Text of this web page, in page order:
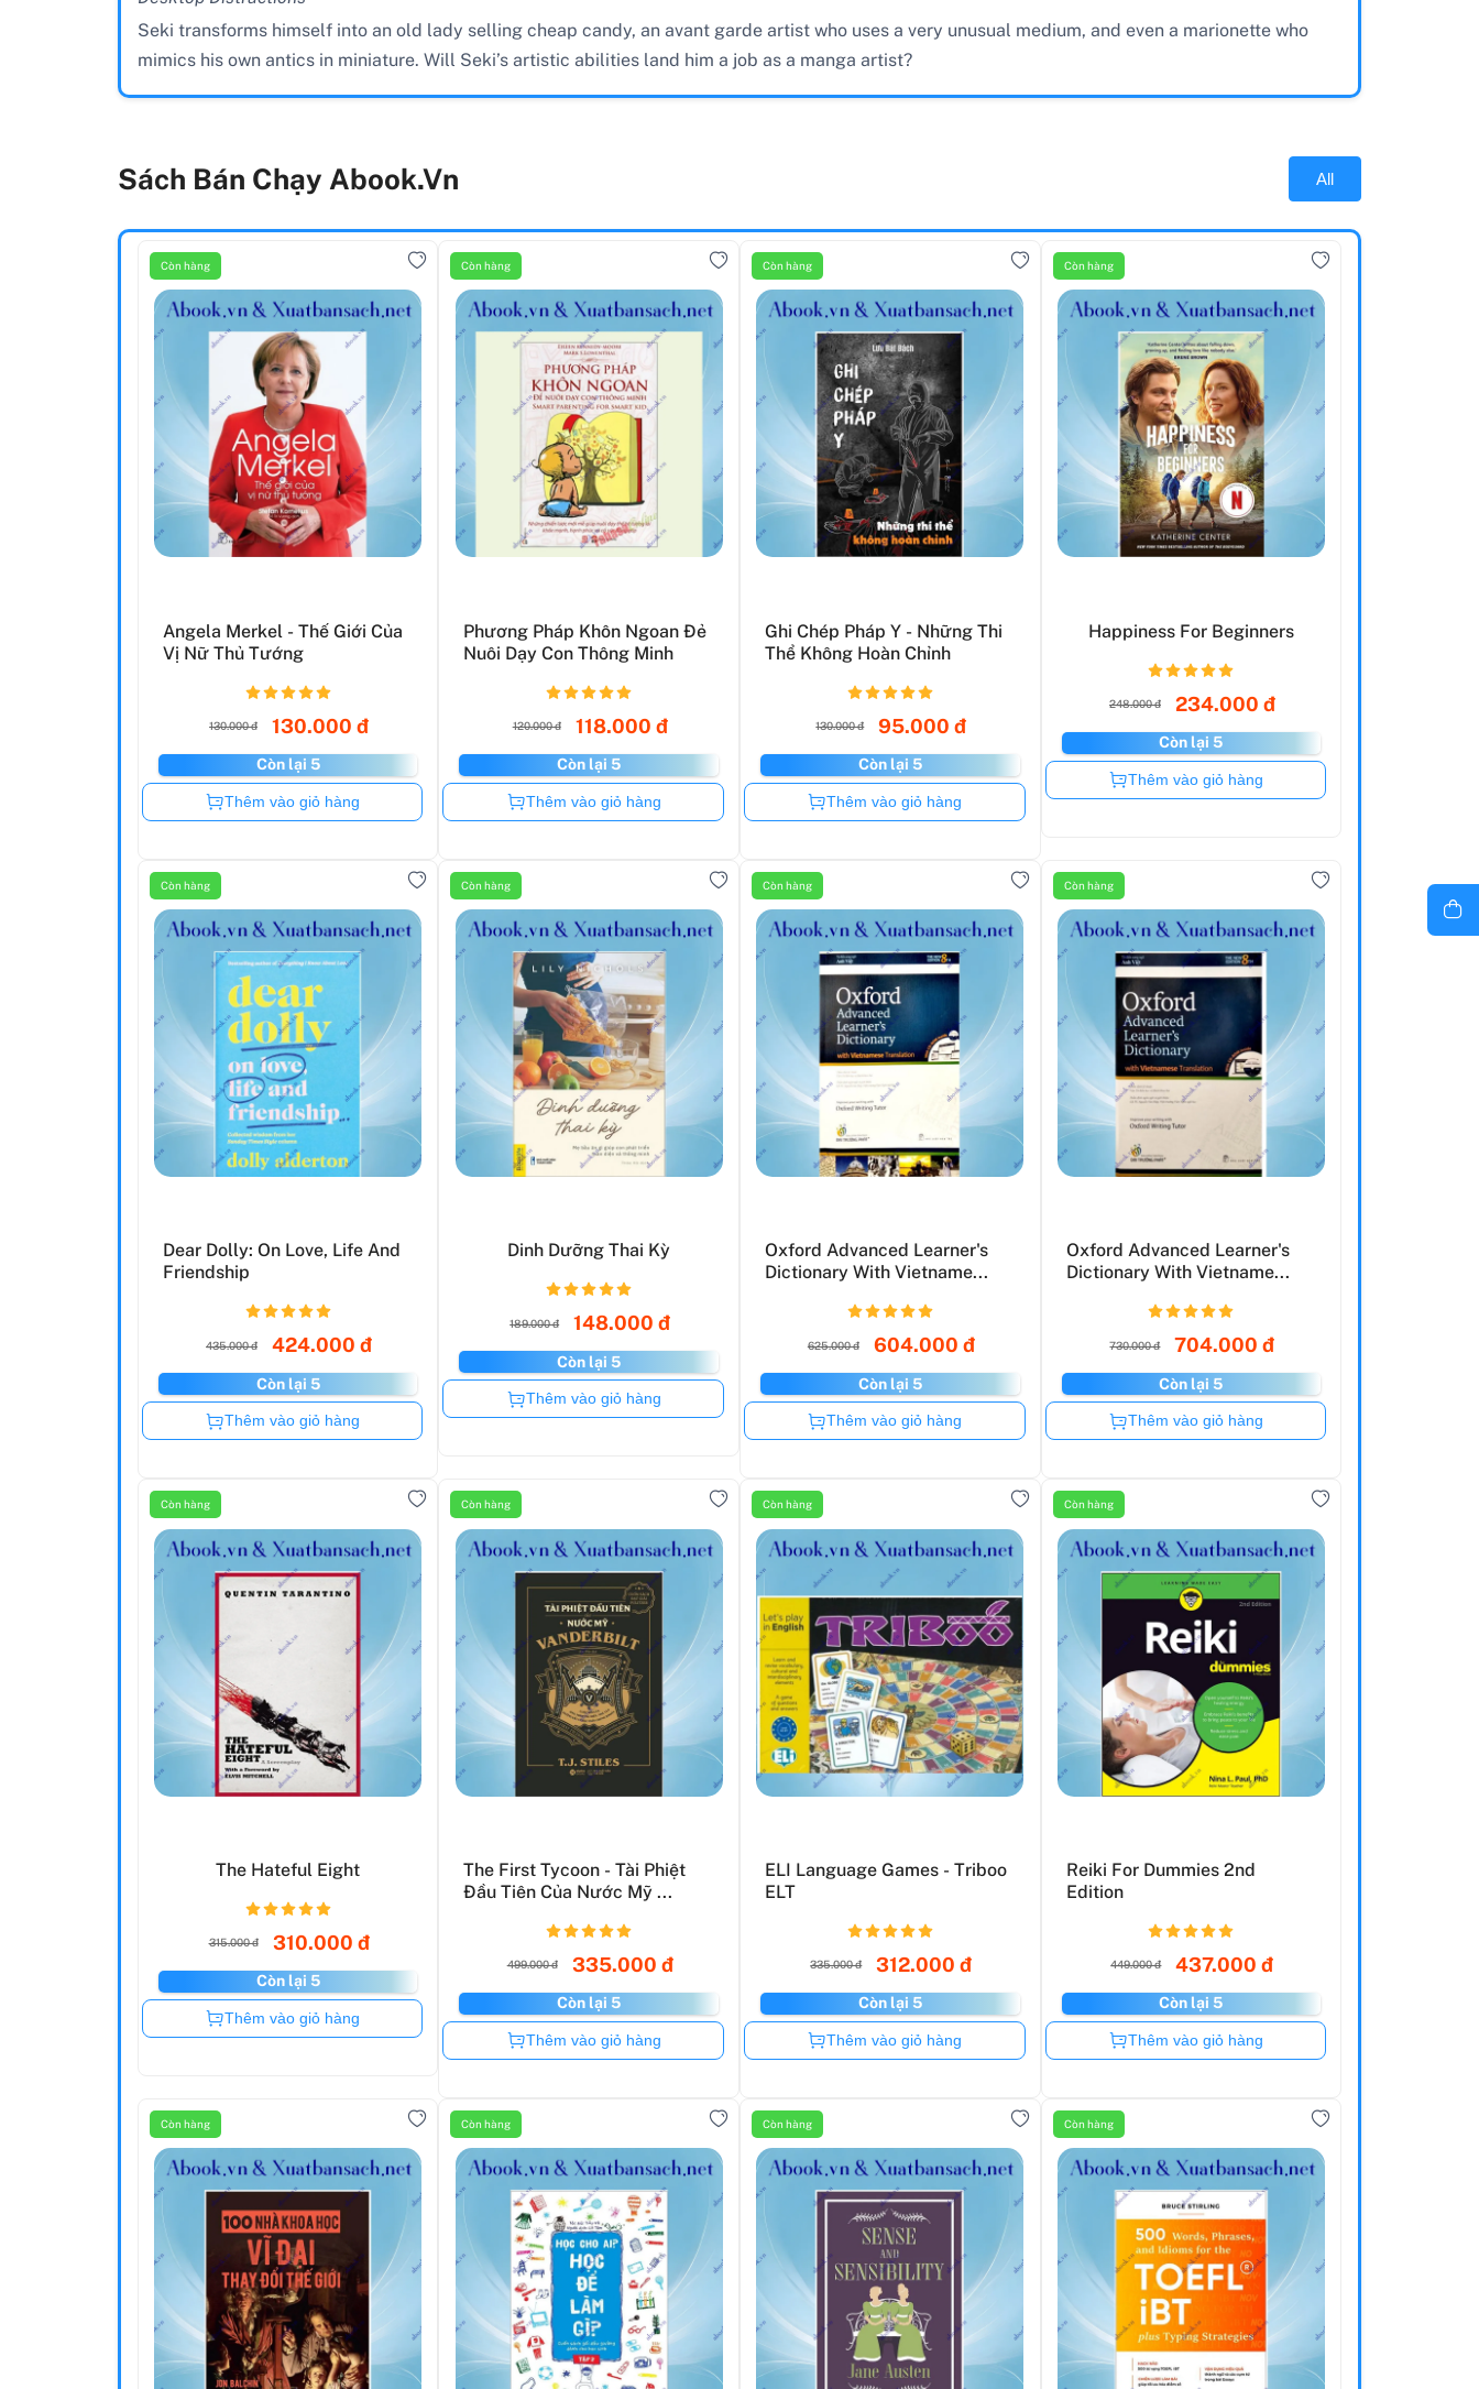
Seki transforms himself into an old lady selling cheap candy, an avant garde artist who uses a very unusual medium, and even a marionette who
mimics his own antics in miniature. Will Seki’s artistic abilities land him a job as a manga artist?
Sách Bán Chạy Abook.vn All
Còn hàng
Angela Merkel - Thế Giới Của
Vị Nữ Thủ Tướng
130.000 đ 130.000 đ
Còn lại 5
Còn hàng
Thêm vào giỏ hàng
Còn hàng
Phương Pháp Khôn Ngoan Đẻ
Nuôi Dạy Con Thông Minh
120.000 đ 118.000 đ
Còn lại 5
Còn hàng
Thêm vào giỏ hàng
Còn hàng
Ghi Chép Pháp Y - Những Thi
Thể Không Hoàn Chỉnh
130.000 đ 95.000 đ
Còn lại 5
Còn hàng
Thêm vào giỏ hàng
Còn hàng
Happiness For Beginners
248.000 đ 234.000 đ
Còn lại 5
Còn hàng
Thêm vào giỏ hàng
Còn hàng
Dear Dolly: On Love, Life And
Friendship
435.000 đ 424.000 đ
Còn lại 5
Còn hàng
Thêm vào giỏ hàng
Còn hàng
Dinh Dưỡng Thai Kỳ
189.000 đ 148.000 đ
Còn lại 5
Còn hàng
Thêm vào giỏ hàng
Còn hàng
Oxford Advanced Learner's
Dictionary With Vietname...
625.000 đ 604.000 đ
Còn lại 5
Còn hàng
Thêm vào giỏ hàng
Còn hàng
Oxford Advanced Learner's
Dictionary With Vietname...
730.000 đ 704.000 đ
Còn lại 5
Còn hàng
Thêm vào giỏ hàng
Còn hàng
The Hateful Eight
315.000 đ 310.000 đ
Còn lại 5
Còn hàng
Thêm vào giỏ hàng
Còn hàng
The First Tycoon - Tài Phiệt
Đầu Tiên Của Nước Mỹ ...
499.000 đ 335.000 đ
Còn lại 5
Còn hàng
Thêm vào giỏ hàng
Còn hàng
ELI Language Games - Triboo
ELT
335.000 đ 312.000 đ
Còn lại 5
Còn hàng
Thêm vào giỏ hàng
Còn hàng
Reiki For Dummies 2nd
Edition
449.000 đ 437.000 đ
Còn lại 5
Còn hàng
Thêm vào giỏ hàng
Còn hàng Còn hàng Còn hàng Còn hàng